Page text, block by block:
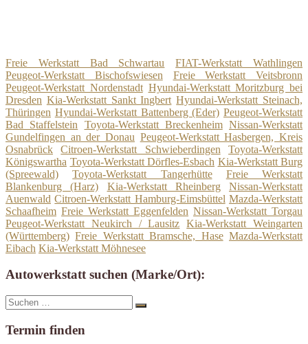
Freie Werkstatt Bad Schwartau
FIAT-Werkstatt Wathlingen
Peugeot-Werkstatt Bischofswiesen
Freie Werkstatt Veitsbronn
Peugeot-Werkstatt Nordenstadt Hyundai-Werkstatt Moritzburg bei
Dresden Kia-Werkstatt Sankt Ingbert Hyundai-Werkstatt Steinach,
Thüringen Hyundai-Werkstatt Battenberg (Eder) Peugeot-Werkstatt
Bad Staffelstein
Toyota-Werkstatt Breckenheim Nissan-Werkstatt
Gundelfingen an der Donau Peugeot-Werkstatt Hasbergen, Kreis
Osnabrück
Citroen-Werkstatt Schwieberdingen
Toyota-Werkstatt
Königswartha Toyota-Werkstatt Dörfles-Esbach Kia-Werkstatt Burg
(Spreewald)
Toyota-Werkstatt Tangerhütte
Freie Werkstatt
Blankenburg (Harz)
Kia-Werkstatt Rheinberg
Nissan-Werkstatt
Auenwald Citroen-Werkstatt Hamburg-Eimsbüttel Mazda-Werkstatt
Schaafheim Freie Werkstatt Eggenfelden Nissan-Werkstatt Torgau
Peugeot-Werkstatt Neukirch / Lausitz
Kia-Werkstatt Weingarten
(Württemberg) Freie Werkstatt Bramsche, Hase Mazda-Werkstatt
Eibach Kia-Werkstatt Möhnesee
Autowerkstatt suchen (Marke/Ort):
Suche
nach:
Suchen
Termin finden